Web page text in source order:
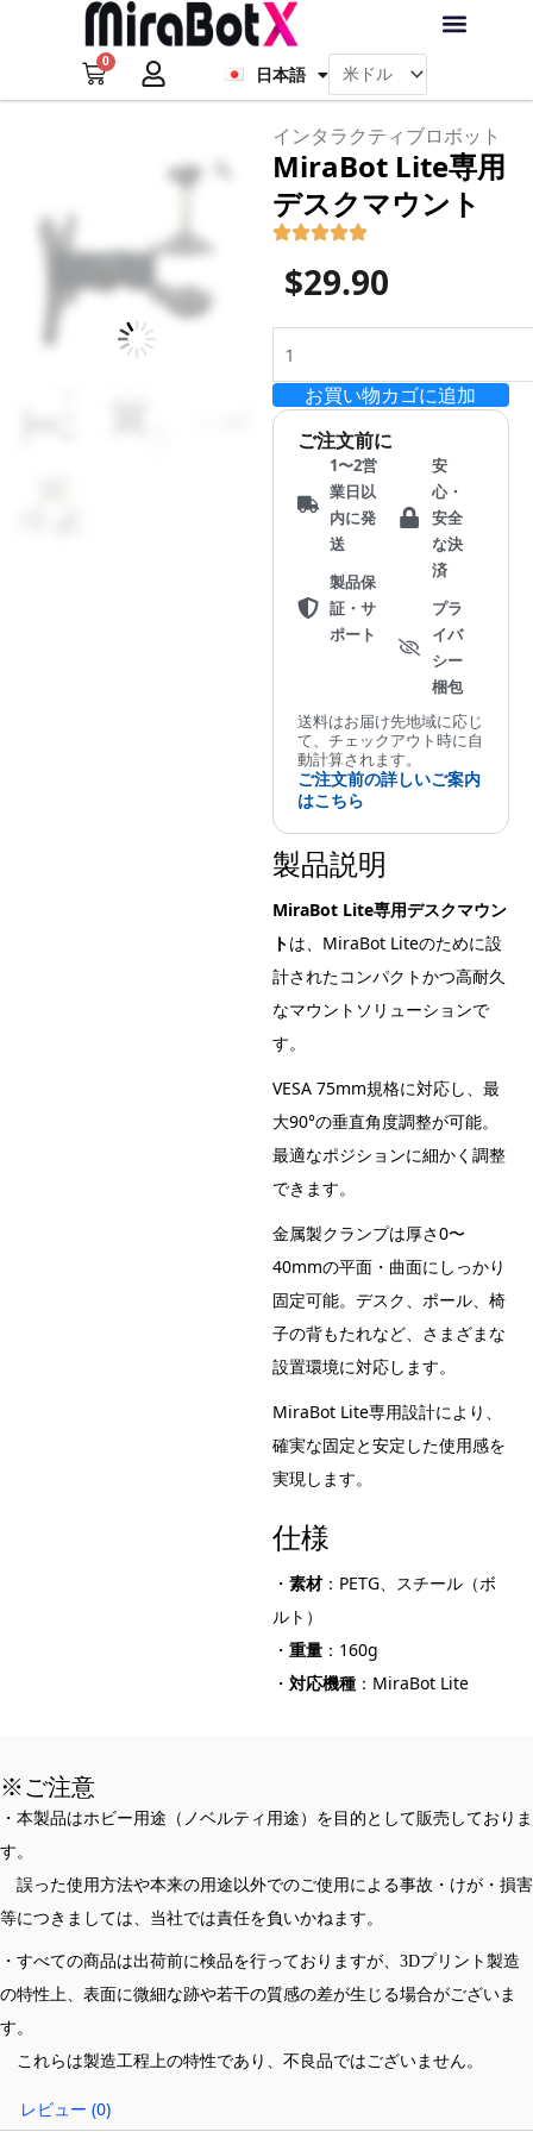
ス
0
Cart 日本語
Français
Deutsch
Zoom
インタラクティブロボット
MiraBot Lite専用
デスクマウント
$29.90
Lite
専
用
お買い物カゴに追加
ご注文前に
1〜2営
業日以
内に発
送
製品保
証・サ
ポート
安
心・
安全
な決
済
プラ
イバ
シー
梱包
送料はお届け先地域に応じ
て、チェックアウト時に自
動計算されます。
ご注文前の詳しいご案内
はこちら
製品説明
MiraBot Lite専用デスクマウン
トは、MiraBot Liteのために設
計されたコンパクトかつ高耐久
なマウントソリューションで
す。
VESA 75mm規格に対応し、最
大90°の垂直角度調整が可能。
最適なポジションに細かく調整
できます。
金属製クランプは厚さ0〜
40mmの平面・曲面にしっかり
固定可能。デスク、ポール、椅
子の背もたれなど、さまざまな
設置環境に対応します。
MiraBot Lite専用設計により、
確実な固定と安定した使用感を
実現します。
仕様
・ 素材：PETG、スチール（ボ
ルト）
・ 重量：160g
・ 対応機種：MiraBot Lite
※ご注意
・本製品はホビー用途（ノベルティ用途）を目的として販売しておりま
す。
誤った使用方法や本来の用途以外でのご使用による事故・けが・損害
等につきましては、当社では責任を負いかねます。
・すべての商品は出荷前に検品を行っておりますが、3Dプリント製造
の特性上、表面に微細な跡や若干の質感の差が生じる場合がございま
す。
これらは製造工程上の特性であり、不良品ではございません。
レビュー (0)